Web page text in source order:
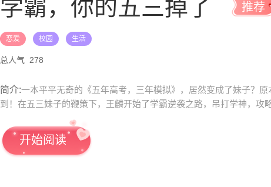
学霸，你的五三掉了 推荐
恋爱 校园 生活
总人气 278
简介:一本平平无奇的《五年高考，三年模拟》，居然变成了妹子？
到！在五三妹子的鞭策下，王麟开始了学霸逆袭之路，吊打学神，攻
开始阅读